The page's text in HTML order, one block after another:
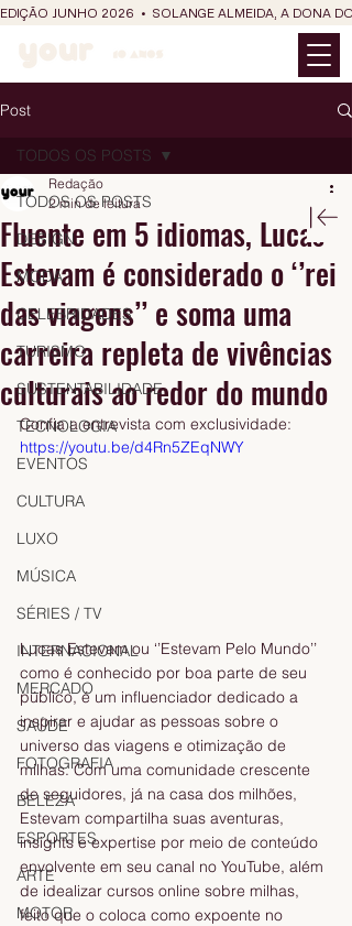
EDIÇÃO JUNHO 2026  •  SOLANGE ALMEIDA, A DONA
Post
TODOS OS POSTS
DESIGN
MODA
CELEBRIDADES
TURISMO
SUSTENTABILIDADE
TECNOLOGIA
EVENTOS
CULTURA
LUXO
MÚSICA
SÉRIES / TV
INTERNACIONAL
MERCADO
SAÚDE
FOTOGRAFIA
BELEZA
ESPORTES
ARTE
MOTOR
TODOS OS POSTS
Fluente em 5 idiomas, Lucas
Estevam é considerado o ‘’rei
das viagens’’ e soma uma
carreira repleta de vivências
culturais ao redor do mundo
Redação
2 min de leitura
Confia a entrevista com exclusividade:
https://youtu.be/d4Rn5ZEqNWY
Lucas Estevam ou ‘’Estevam Pelo Mundo’’
como é conhecido por boa parte de seu
público, é um influenciador dedicado a
inspirar e ajudar as pessoas sobre o
universo das viagens e otimização de
milhas. Com uma comunidade crescente
de seguidores, já na casa dos milhões,
Estevam compartilha suas aventuras,
insights e expertise por meio de conteúdo
envolvente em seu canal no YouTube, além
de idealizar cursos online sobre milhas,
feito que o coloca como expoente no